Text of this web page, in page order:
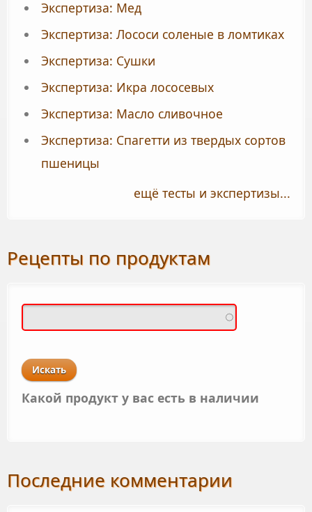
Экспертиза: Мед
Экспертиза: Лососи соленые в ломтиках
Экспертиза: Сушки
Экспертиза: Икра лососевых
Экспертиза: Масло сливочное
Экспертиза: Спагетти из твердых сортов
пшеницы
ещё тесты и экспертизы...
Рецепты по продуктам
Какой продукт у вас есть в наличии
Последние комментарии